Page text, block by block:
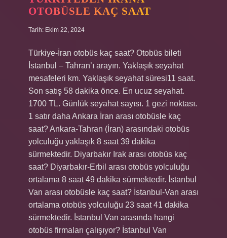
EĞLENCE
YAZILAR
OTOBÜSLE KAÇ SAAT
Tarih: Ekim 22, 2024
Türkiye-İran otobüs kaç saat? Otobüs bileti
İstanbul – Tahran’ı arayın. Yaklaşık seyahat
mesafeleri km. Yaklaşık seyahat süresi11 saat.
Son satış 58 dakika önce. En ucuz seyahat.
1700 TL. Günlük seyahat sayısı. 1 gezi noktası.
1 satır daha Ankara İran arası otobüsle kaç
saat? Ankara-Tahran (İran) arasındaki otobüs
yolculuğu yaklaşık 8 saat 39 dakika
sürmektedir. Diyarbakır Irak arası otobüs kaç
saat? Diyarbakır-Erbil arası otobüs yolculuğu
ortalama 8 saat 49 dakika sürmektedir. İstanbul
Van arası otobüsle kaç saat? İstanbul-Van arası
ortalama otobüs yolculuğu 23 saat 41 dakika
sürmektedir. İstanbul Van arasında hangi
otobüs firmaları çalışıyor? İstanbul Van